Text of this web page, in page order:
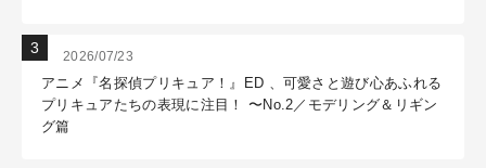
2026/07/23
アニメ『名探偵プリキュア！』ED 、可愛さと遊び心あふれる
プリキュアたちの表現に注目！ 〜No.2／モデリング＆リギン
グ篇